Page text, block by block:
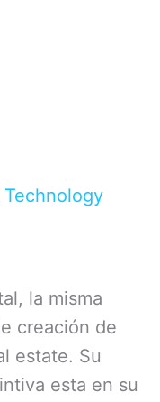
Technology
la misma
creación de
estate. Su
esta en su